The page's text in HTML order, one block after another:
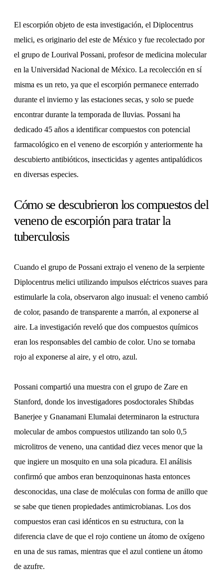
El escorpión objeto de esta investigación, el Diplocentrus
melici, es originario del este de México y fue recolectado por
el grupo de Lourival Possani, profesor de medicina molecular
en la Universidad Nacional de México. La recolección en sí
misma es un reto, ya que el escorpión permanece enterrado
durante el invierno y las estaciones secas, y solo se puede
encontrar durante la temporada de lluvias. Possani ha
dedicado 45 años a identificar compuestos con potencial
farmacológico en el veneno de escorpión y anteriormente ha
descubierto antibióticos, insecticidas y agentes antipalúdicos
en diversas especies.
Cómo se descubrieron los compuestos del
veneno de escorpión para tratar la
tuberculosis
Cuando el grupo de Possani extrajo el veneno de la serpiente
Diplocentrus melici utilizando impulsos eléctricos suaves para
estimularle la cola, observaron algo inusual: el veneno cambió
de color, pasando de transparente a marrón, al exponerse al
aire. La investigación reveló que dos compuestos químicos
eran los responsables del cambio de color. Uno se tornaba
rojo al exponerse al aire, y el otro, azul.
Possani compartió una muestra con el grupo de Zare en
Stanford, donde los investigadores posdoctorales Shibdas
Banerjee y Gnanamani Elumalai determinaron la estructura
molecular de ambos compuestos utilizando tan solo 0,5
microlitros de veneno, una cantidad diez veces menor que la
que ingiere un mosquito en una sola picadura. El análisis
confirmó que ambos eran benzoquinonas hasta entonces
desconocidas, una clase de moléculas con forma de anillo que
se sabe que tienen propiedades antimicrobianas. Los dos
compuestos eran casi idénticos en su estructura, con la
diferencia clave de que el rojo contiene un átomo de oxígeno
en una de sus ramas, mientras que el azul contiene un átomo
de azufre.